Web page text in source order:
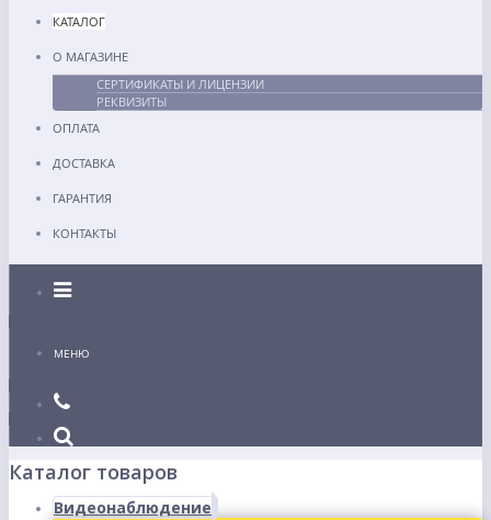
КАТАЛОГ
О МАГАЗИНЕ
СЕРТИФИКАТЫ И ЛИЦЕНЗИИ
РЕКВИЗИТЫ
ОПЛАТА
ДОСТАВКА
ГАРАНТИЯ
КОНТАКТЫ
Каталог
МЕНЮ
Каталог товаров
Видеонаблюдение